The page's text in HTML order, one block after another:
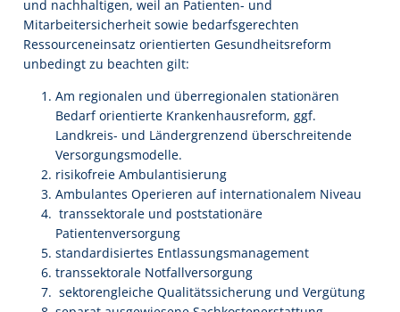
und nachhaltigen, weil an Patienten- und
Mitarbeitersicherheit sowie bedarfsgerechten
Ressourceneinsatz orientierten Gesundheitsreform
unbedingt zu beachten gilt:
Am regionalen und überregionalen stationären
Bedarf orientierte Krankenhausreform, ggf.
Landkreis- und Ländergrenzend überschreitende
Versorgungsmodelle.
risikofreie Ambulantisierung
Ambulantes Operieren auf internationalem Niveau
transsektorale und poststationäre
Patientenversorgung
standardisiertes Entlassungsmanagement
transsektorale Notfallversorgung
sektorengleiche Qualitätssicherung und Vergütung